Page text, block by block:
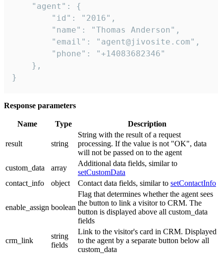
    "agent": {
        "id": "2016",
        "name": "Thomas Anderson",
        "email": "agent@jivosite.com",
        "phone": "+14083682346"
    },
}
Response parameters
Name Type Description
result string
String with the result of a request
processing. If the value is not "OK", data
will not be passed on to the agent
custom_data
array
Additional data fields, similar to
setCustomData
contact_info
object Contact data fields, similar to setContactInfo
enable_assign boolean
Flag that determines whether the agent sees
the button to link a visitor to CRM. The
button is displayed above all custom_data
fields
crm_link
string
fields
Link to the visitor's card in CRM. Displayed
to the agent by a separate button below all
custom_data